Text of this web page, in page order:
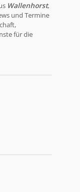
Wallenhorst,
und Termine
für die